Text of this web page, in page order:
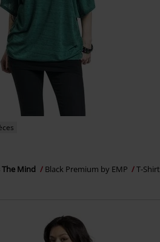
The Mind Black Premium by EMP
T-Shirt